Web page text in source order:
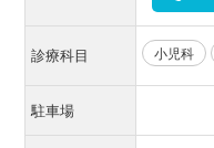
診療科目 小児科
駐車場